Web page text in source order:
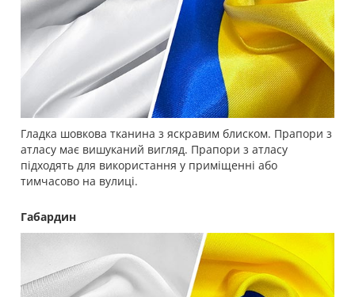
Гладка шовкова тканина з яскравим блиском. Прапори з
атласу має вишуканий вигляд. Прапори з атласу
підходять для використання у приміщенні або
тимчасово на вулиці.
Габардин